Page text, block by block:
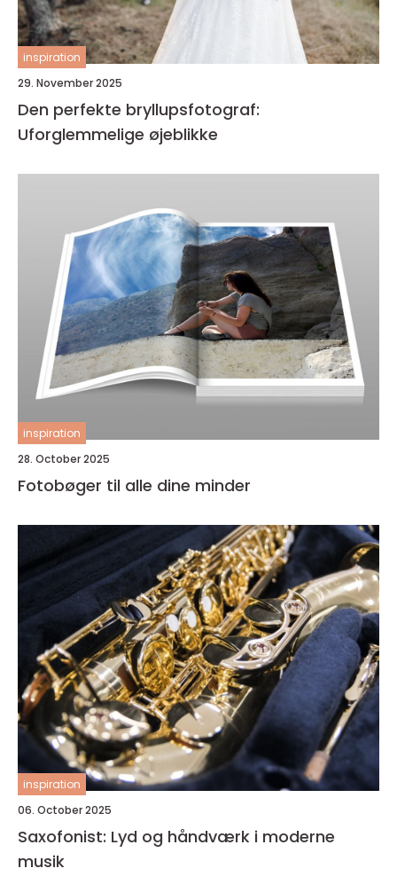
inspiration
29. November 2025
Den perfekte bryllupsfotograf:
Uforglemmelige øjeblikke
inspiration
28. October 2025
Fotobøger til alle dine minder
inspiration
06. October 2025
Saxofonist: Lyd og håndværk i moderne
musik